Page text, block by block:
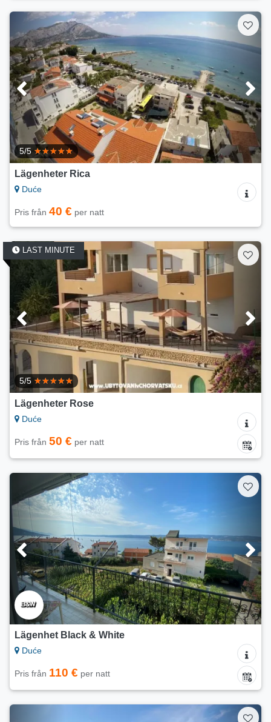
5/5
Lägenheter Rica
Duće
Pris från 40 € per natt
LAST MINUTE
5/5
Lägenheter Rose
Duće
Pris från 50 € per natt
Lägenhet Black & White
Duće
Pris från 110 € per natt